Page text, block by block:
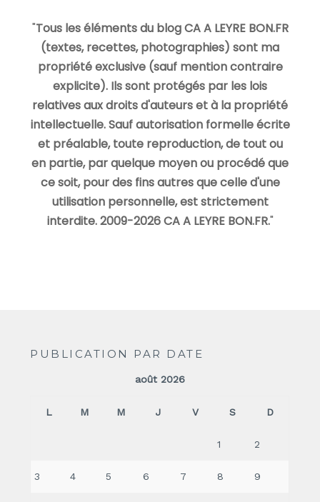
"Tous les éléments du blog CA A LEYRE BON.FR
(textes, recettes, photographies) sont ma
propriété exclusive (sauf mention contraire
explicite). Ils sont protégés par les lois
relatives aux droits d'auteurs et à la propriété
intellectuelle. Sauf autorisation formelle écrite
et préalable, toute reproduction, de tout ou
en partie, par quelque moyen ou procédé que
ce soit, pour des fins autres que celle d'une
utilisation personnelle, est strictement
interdite. 2009-2026 CA A LEYRE BON.FR."
PUBLICATION PAR DATE
août 2026
L M M J V S D
1 2
3 4 5 6 7 8 9